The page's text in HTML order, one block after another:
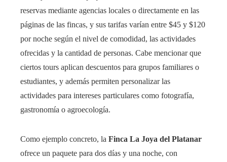
reservas mediante agencias locales o directamente en las
páginas de las fincas, y sus tarifas varían entre $45 y $120
por noche según el nivel de comodidad, las actividades
ofrecidas y la cantidad de personas. Cabe mencionar que
ciertos tours aplican descuentos para grupos familiares o
estudiantes, y además permiten personalizar las
actividades para intereses particulares como fotografía,
gastronomía o agroecología.
Como ejemplo concreto, la Finca La Joya del Platanar
ofrece un paquete para dos días y una noche, con